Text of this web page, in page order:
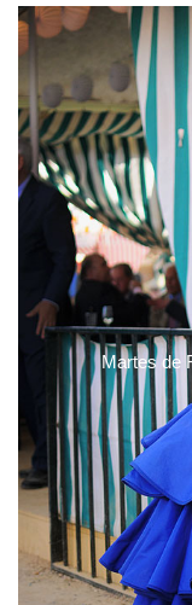
Martes de